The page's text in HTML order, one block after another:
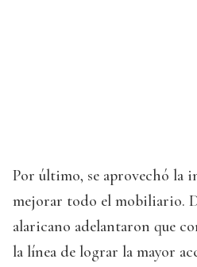
Por último, se aprovechó la
mejorar todo el mobiliario.
alaricano adelantaron que
la línea de lograr la mayor